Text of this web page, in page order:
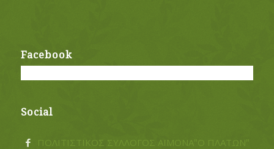
Facebook
Social
ΠΟΛΙΤΙΣΤΙΚΟΣ ΣΥΛΛΟΓΟΣ ΑΪΜΟΝΑ"Ο ΠΛΑΤΩΝ"